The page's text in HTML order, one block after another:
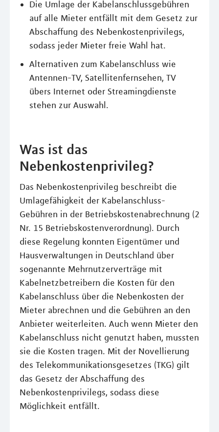
Die Umlage der Kabelanschlussgebühren
auf alle Mieter entfällt mit dem Gesetz zur
Abschaffung des Nebenkostenprivilegs,
sodass jeder Mieter freie Wahl hat.
Alternativen zum Kabelanschluss wie
Antennen-TV, Satellitenfernsehen, TV
übers Internet oder Streamingdienste
stehen zur Auswahl.
Was ist das
Nebenkostenprivileg?
Das Nebenkostenprivileg beschreibt die
Umlagefähigkeit der Kabelanschluss-
Gebühren in der Betriebskostenabrechnung (2
Nr. 15 Betriebskostenverordnung). Durch
diese Regelung konnten Eigentümer und
Hausverwaltungen in Deutschland über
sogenannte Mehrnutzerverträge mit
Kabelnetzbetreibern die Kosten für den
Kabelanschluss über die Nebenkosten der
Mieter abrechnen und die Gebühren an den
Anbieter weiterleiten. Auch wenn Mieter den
Kabelanschluss nicht genutzt haben, mussten
sie die Kosten tragen. Mit der Novellierung
des Telekommunikationsgesetzes (TKG) gilt
das Gesetz der Abschaffung des
Nebenkostenprivilegs, sodass diese
Möglichkeit entfällt.